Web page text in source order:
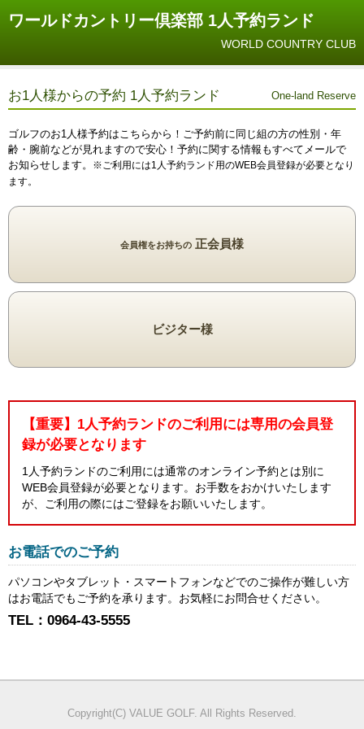
ワールドカントリー倶楽部 1人予約ランド
WORLD COUNTRY CLUB
お1人様からの予約 1人予約ランド One-land Reserve
ゴルフのお1人様予約はこちらから！ご予約前に同じ組の方の性別・年
齢・腕前などが見れますので安心！予約に関する情報もすべてメールで
お知らせします。
※ご利用には1人予約ランド用のWEB会員登録が必要となり
ます。
会員権をお持ちの 正会員様
ビジター様
【重要】1人予約ランドのご利用には専用の会員登
録が必要となります
1人予約ランドのご利用には通常のオンライン予約とは別に
WEB会員登録が必要となります。お手数をおかけいたします
が、ご利用の際にはご登録をお願いいたします。
お電話でのご予約
パソコンやタブレット・スマートフォンなどでのご操作が難しい方
はお電話でもご予約を承ります。お気軽にお問合せください。
TEL：0964-43-5555
Copyright(C) VALUE GOLF. All Rights Reserved.